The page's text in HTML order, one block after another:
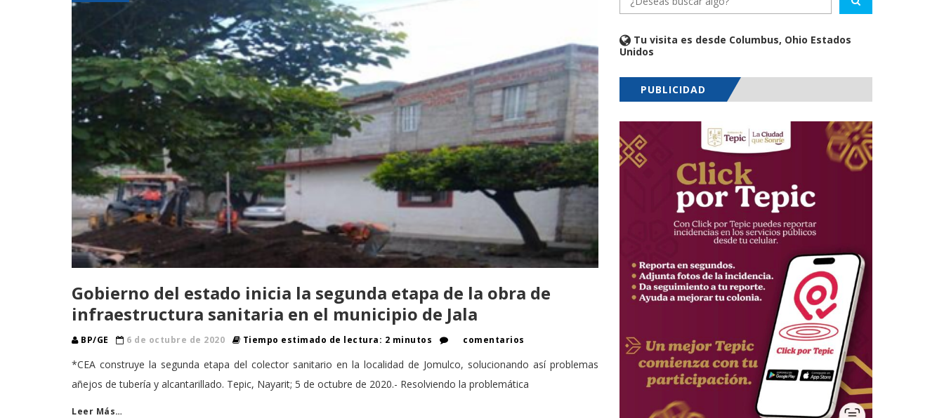
Gobierno del estado inicia la segunda etapa de la obra de
infraestructura sanitaria en el municipio de Jala
BP/GE 6 de octubre de 2020 Tiempo estimado de lectura: 2 minutos comentarios
*CEA construye la segunda etapa del colector sanitario en la localidad de Jomulco, solucionando así problemas
añejos de tubería y alcantarillado. Tepic, Nayarit; 5 de octubre de 2020.- Resolviendo la problemática
Leer Más…
Tu visita es desde Columbus, Ohio Estados
Unidos
PUBLICIDAD